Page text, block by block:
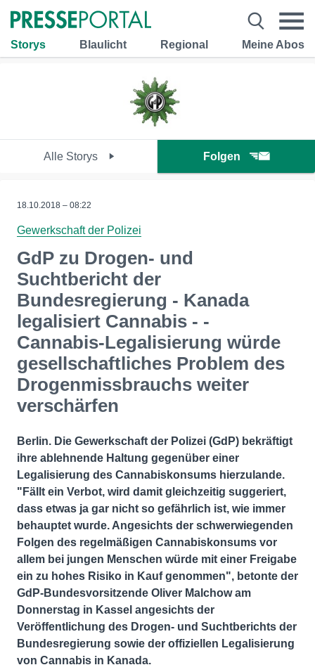
Storys Blaulicht Regional Meine Abos
Alle Storys Folgen
18.10.2018 – 08:22
Gewerkschaft der Polizei
GdP zu Drogen- und
Suchtbericht der
Bundesregierung - Kanada
legalisiert Cannabis - -
Cannabis-Legalisierung würde
gesellschaftliches Problem des
Drogenmissbrauchs weiter
verschärfen
Berlin. Die Gewerkschaft der Polizei (GdP) bekräftigt
ihre ablehnende Haltung gegenüber einer
Legalisierung des Cannabiskonsums hierzulande.
"Fällt ein Verbot, wird damit gleichzeitig suggeriert,
dass etwas ja gar nicht so gefährlich ist, wie immer
behauptet wurde. Angesichts der schwerwiegenden
Folgen des regelmäßigen Cannabiskonsums vor
allem bei jungen Menschen würde mit einer Freigabe
ein zu hohes Risiko in Kauf genommen", betonte der
GdP-Bundesvorsitzende Oliver Malchow am
Donnerstag in Kassel angesichts der
Veröffentlichung des Drogen- und Suchtberichts der
Bundesregierung sowie der offiziellen Legalisierung
von Cannabis in Kanada.